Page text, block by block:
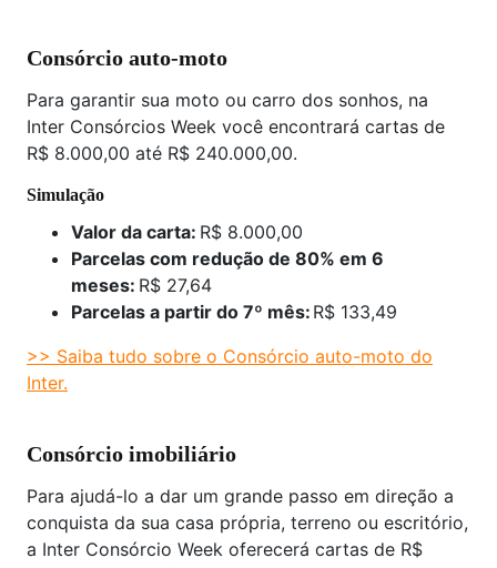
Consórcio auto-moto
Para garantir sua moto ou carro dos sonhos, na
Inter Consórcios Week você encontrará cartas de
R$ 8.000,00 até R$ 240.000,00.
Simulação
Valor da carta: R$ 8.000,00
Parcelas com redução de 80% em 6
meses: R$ 27,64
Parcelas a partir do 7º mês: R$ 133,49
>> Saiba tudo sobre o Consórcio auto-moto do
Inter.
Consórcio imobiliário
Para ajudá-lo a dar um grande passo em direção a
conquista da sua casa própria, terreno ou escritório,
a Inter Consórcio Week oferecerá cartas de R$